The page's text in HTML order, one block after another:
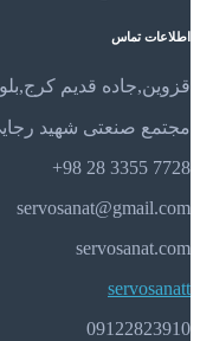
اطلاعات تماس
قزوین,جاده قدیم
مجتمع صنعتی شهید
7728 3355 28 98+
servosanat@gmail.com
servosanat.com
servosanatt
09122823910